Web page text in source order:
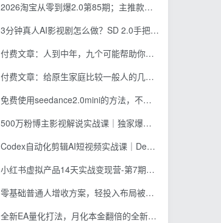
2026淘宝从零到爆2.0第85期；主推款五项高权重初始设置，改销量评晒秒单快速破零积累基础权重
3分钟真人AI影视剧怎么做？SD 2.0手把手完整制作流程｜Higgsfield 14天SD 2.0/2.5无限生成
付费文章：人到中年，九个可能帮助你延长寿命的习惯
付费文章：给原生家庭比较一般人的几点建议，打破阶层局限，实现个人与家族代际向上跃升
免费使用seedance2.0mini的方法，不能真人，可以无限10秒视频，9图+3音频参考
500万粉博主影视解说实战课｜独家爆款私藏思路，AI文案剪映PR剪辑发布全流程教学
Codex自动化剪辑AI短视频实战课｜DeepSeek V4 Pro多API联动，图文成片封装Skill全流程
小红书虚拟产品14天实战变现营-第7期：需求挖掘×AI+Skill原创×产品矩阵×内容笔记×一人公司进阶×全链路
零基础普通人增收方案，轻投入布局被动收入，多多虚拟月收益 1-3 万
全新EA量化打法，月化本金翻倍的全新策略，安全稳定持续输出